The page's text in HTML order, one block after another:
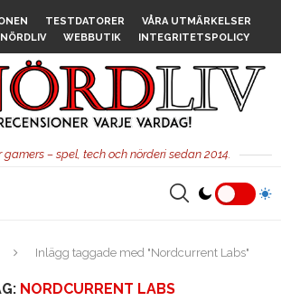
TESTDATORER
VÅRA UTMÄRKELSER
WEBBUTIK INTEGRITETSPOLICY
gamers – spel, tech och nörderi sedan 2014.
Inlägg taggade med "Nordcurrent Labs"
NORDCURRENT LABS